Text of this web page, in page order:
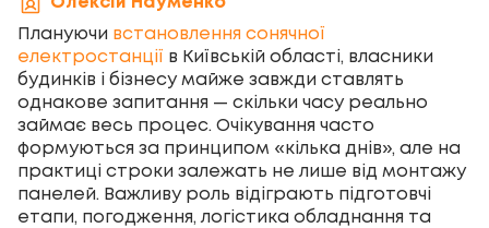
Плануючи встановлення сонячної
електростанції в Київській області, власники
будинків і бізнесу майже завжди ставлять
однакове запитання — скільки часу реально
займає весь процес. Очікування часто
формуються за принципом «кілька днів», але на
практиці строки залежать не лише від монтажу
панелей. Важливу роль відіграють підготовчі
етапи, погодження, логістика обладнання та